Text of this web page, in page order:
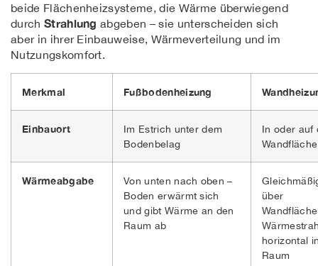
beide Flächenheizsysteme, die Wärme überwiegend
durch Strahlung abgeben – sie unterscheiden sich
aber in ihrer Einbauweise, Wärmeverteilung und im
Nutzungskomfort.
Merkmal Fußbodenheizung
Einbauort
Im Estrich unter dem
Bodenbelag
In oder auf
Wandfläche
Wärmeabgabe
Von unten nach oben –
Boden erwärmt sich
und gibt Wärme an den
Raum ab
über
horizontal
Raum